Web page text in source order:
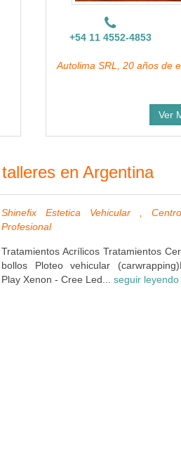
+54 11 4552-4853
Autolima SRL, 20 años de
Ver
en Argentina
Shinefix Estetica Vehicular ,
Profesional
Tratamientos Acrílicos Tratamientos
bollos Ploteo vehicular
Play Xenon - Cree Led... seguir leyendo